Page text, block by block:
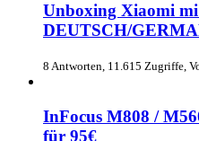
Unboxing Xiaomi
DEUTSCH/
8 Antworten, 11.615 Zugriffe,
InFocus M808 /
für 95€